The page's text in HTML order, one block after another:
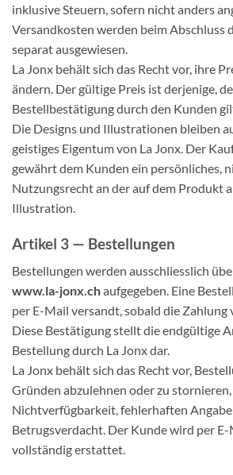
inklusive Steuern, sofern nicht anders
Versandkosten werden beim Abschluss
separat ausgewiesen.
La Jonx behält sich das Recht vor, ihre
ändern. Der gültige Preis ist derjenige,
Bestellbestätigung durch den Kunden
Die Designs und Illustrationen bleiben
geistiges Eigentum von La Jonx. Der
gewährt dem Kunden ein persönliches,
Nutzungsrecht an der auf dem Produkt
Illustration.
Artikel 3 — Bestellungen
Bestellungen werden ausschliesslich
www.la-jonx.chaufgegeben. Eine
per E-Mail versandt, sobald die
Diese Bestätigung stellt die endgültige
Bestellung durch La Jonx dar.
La Jonx behält sich das Recht vor,
Gründen abzulehnen oder zu
Nichtverfügbarkeit, fehlerhaften
Betrugsverdacht. Der Kunde wird per
vollständig erstattet.